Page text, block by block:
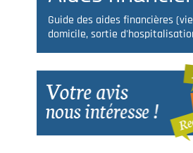
Guide des aides financières
domicile, sortie